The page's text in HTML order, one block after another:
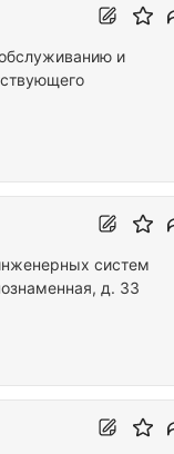
и
систем
д. 33